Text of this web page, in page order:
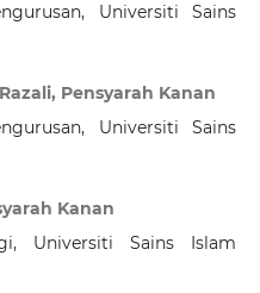
Universiti Sains
Pensyarah Kanan
Universiti Sains
Kanan
Universiti Sains Islam